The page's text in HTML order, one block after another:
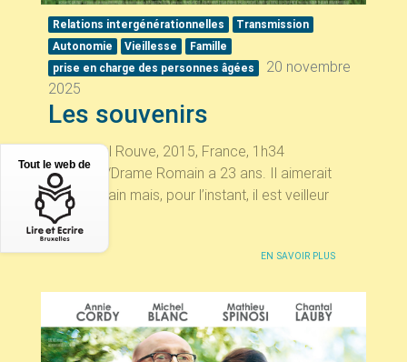
Relations intergénérationnelles
Transmission
Autonomie
Vieillesse
Famille
prise en charge des personnes âgées
20 novembre
2025
Les souvenirs
Jean-Paul Rouve, 2015, France, 1h34
Comédie/Drame Romain a 23 ans. Il aimerait
être écrivain mais, pour l’instant, il est veilleur
de...
EN SAVOIR PLUS
Tout le web de